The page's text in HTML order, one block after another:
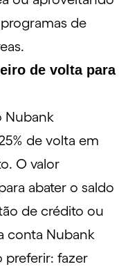
programas de
de volta para
Nubank
de volta em
O valor
abater o saldo
de crédito ou
conta Nubank
preferir: fazer